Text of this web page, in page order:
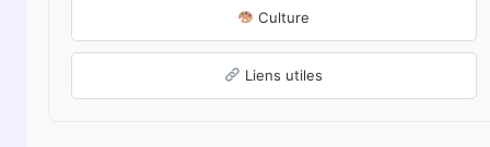
Culture
Liens utiles